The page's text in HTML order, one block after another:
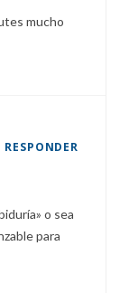
mucho
RESPONDER
o sea
para